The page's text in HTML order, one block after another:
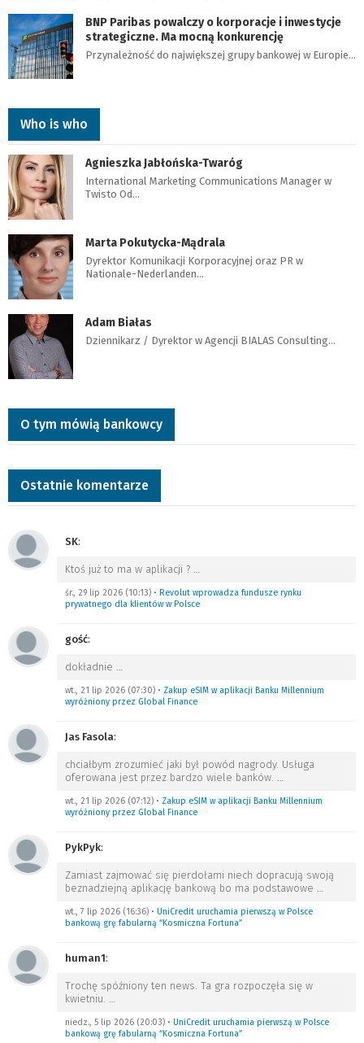
BNP Paribas powalczy o korporacje i inwestycje
strategiczne. Ma mocną konkurencję
Przynależność do największej grupy bankowej w Europie…
Who is who
Agnieszka Jabłońska-Twaróg
International Marketing Communications Manager w
Twisto Od…
Marta Pokutycka-Mądrala
Dyrektor Komunikacji Korporacyjnej oraz PR w
Nationale-Nederlanden…
Adam Białas
Dziennikarz / Dyrektor w Agencji BIALAS Consulting…
O tym mówią bankowcy
Ostatnie komentarze
SK:
Ktoś już to ma w aplikacji ? …
śr., 29 lip 2026 (10:13) • Revolut wprowadza fundusze rynku
prywatnego dla klientów w Polsce
gość:
dokładnie …
wt., 21 lip 2026 (07:30) • Zakup eSIM w aplikacji Banku Millennium
wyróżniony przez Global Finance
Jas Fasola:
chciałbym zrozumieć jaki był powód nagrody. Usługa
oferowana jest przez bardzo wiele banków. …
wt., 21 lip 2026 (07:12) • Zakup eSIM w aplikacji Banku Millennium
wyróżniony przez Global Finance
PykPyk:
Zamiast zajmować się pierdołami niech dopracują swoją
beznadziejną aplikację bankową bo ma podstawowe …
wt., 7 lip 2026 (16:36) • UniCredit uruchamia pierwszą w Polsce
bankową grę fabularną “Kosmiczna Fortuna”
human1:
Trochę spóźniony ten news. Ta gra rozpoczęła się w
kwietniu. …
niedz., 5 lip 2026 (20:03) • UniCredit uruchamia pierwszą w Polsce
bankową grę fabularną “Kosmiczna Fortuna”